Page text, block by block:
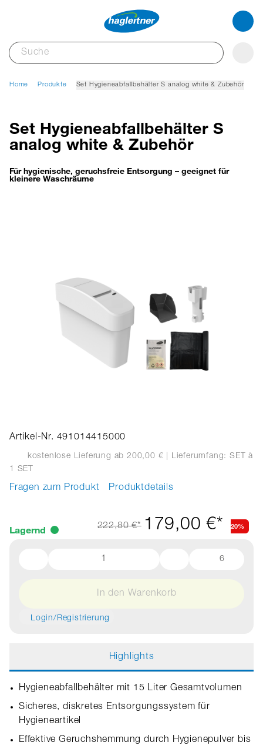
Home Produkte Set Hygieneabfallbehälter S analog white & Zubehör
Set Hygieneabfallbehälter S
analog white & Zubehör
Für hygienische, geruchsfreie Entsorgung – geeignet für
kleinere Waschräume
Artikel-Nr. 491014415000
kostenlose Lieferung ab 200,00 € | Lieferumfang: SET
à
1 SET
Fragen zum Produkt Produktdetails
Lagernd 222,80 €* 179,00 €* 20%
6
In den Warenkorb
Login/Registrierung
Highlights
Hygieneabfallbehälter mit 15 Liter Gesamtvolumen
Sicheres, diskretes Entsorgungssystem für
Hygieneartikel
Effektive Geruchshemmung durch Hygienepulver bis